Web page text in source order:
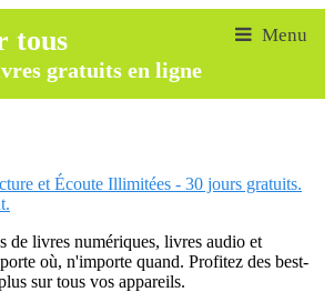
tous
gratuits en ligne
et Écoute Illimitées - 30 jours gratuits.
de livres numériques, livres audio et
où, n'importe quand. Profitez des best-
sur tous vos appareils.